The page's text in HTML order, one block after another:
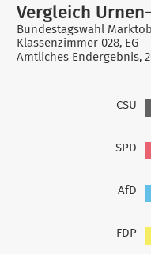
CSU
SPD
AfD
FDP
Vergleich
Bundestagswahl
Klassenzimmer 028, EG
Amtliches Endergebnis,